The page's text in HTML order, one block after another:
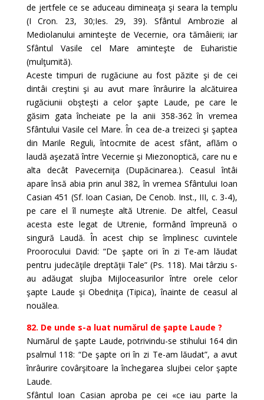
de jertfele ce se aduceau dimineaţa şi seara la templu
(I Cron. 23, 30;Ies. 29, 39). Sfântul Ambrozie al
Mediolanului aminteşte de Vecernie, ora tămâierii; iar
Sfântul Vasile cel Mare aminteşte de Euharistie
(mulţumită).
Aceste timpuri de rugăciune au fost păzite şi de cei
dintâi creştini şi au avut mare înrâurire la alcătuirea
rugăciunii obşteşti a celor şapte Laude, pe care le
găsim gata încheiate pe la anii 358-362 în vremea
Sfântului Vasile cel Mare. În cea de-a treizeci şi şaptea
din Marile Reguli, întocmite de acest sfânt, aflăm o
laudă aşezată între Vecernie şi Miezonoptică, care nu e
alta decât Pavecerniţa (Dupăcinarea.). Ceasul întâi
apare însă abia prin anul 382, în vremea Sfântului Ioan
Casian 451 (Sf. Ioan Casian, De Cenob. Inst., III, c. 3-4),
pe care el îl numeşte altă Utrenie. De altfel, Ceasul
acesta este legat de Utrenie, formând împreună o
singură Laudă. În acest chip se împlinesc cuvintele
Proorocului David: “De şapte ori în zi Te-am lăudat
pentru judecăţile dreptăţii Tale” (Ps. 118). Mai târziu s-
au adăugat slujba Mijloceasurilor între orele celor
şapte Laude şi Obedniţa (Tipica), înainte de ceasul al
nouălea.
82. De unde s-a luat numărul de şapte Laude ?
Numărul de şapte Laude, potrivindu-se stihului 164 din
psalmul 118: “De şapte ori în zi Te-am lăudat”, a avut
înrâurire covârşitoare la închegarea slujbei celor şapte
Laude.
Sfântul Ioan Casian aproba pe cei «ce iau parte la